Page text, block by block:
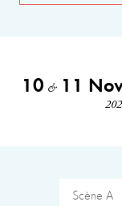
10 &11
Scène A